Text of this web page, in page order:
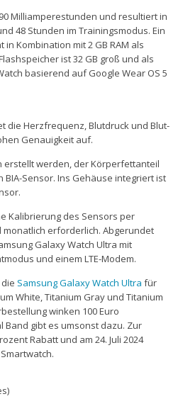
Milliamperestunden und resultiert in
48 Stunden im Trainingsmodus. Ein
in Kombination mit 2 GB RAM als
ist 32 GB groß und als
basierend auf Google Wear OS 5
die Herzfrequenz, Blutdruck und Blut-
Genauigkeit auf.
erstellt werden, der Körperfettanteil
Sensor. Ins Gehäuse integriert ist
Kalibrierung des Sensors per
erforderlich. Abgerundet
Galaxy Watch Ultra mit
und einem LTE-Modem.
Samsung Galaxy Watch Ultra für
White, Titanium Gray und Titanium
winken 100 Euro
Band gibt es umsonst dazu. Zur
Rabatt und am 24. Juli 2024